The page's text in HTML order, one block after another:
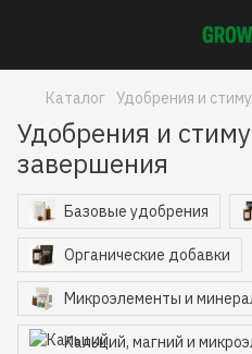
Каталог Удобрения и
Удобрения и
завершения
Базовые удобрения
Органические добавки
Микроэлементы и
Кальций, магний и